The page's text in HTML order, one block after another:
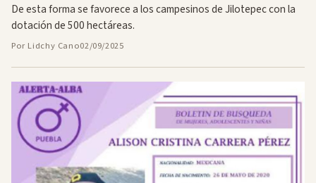
De esta forma se favorece a los campesinos de Jilotepec con la
dotación de 500 hectáreas.
Por Lidchy Cano02/09/2025